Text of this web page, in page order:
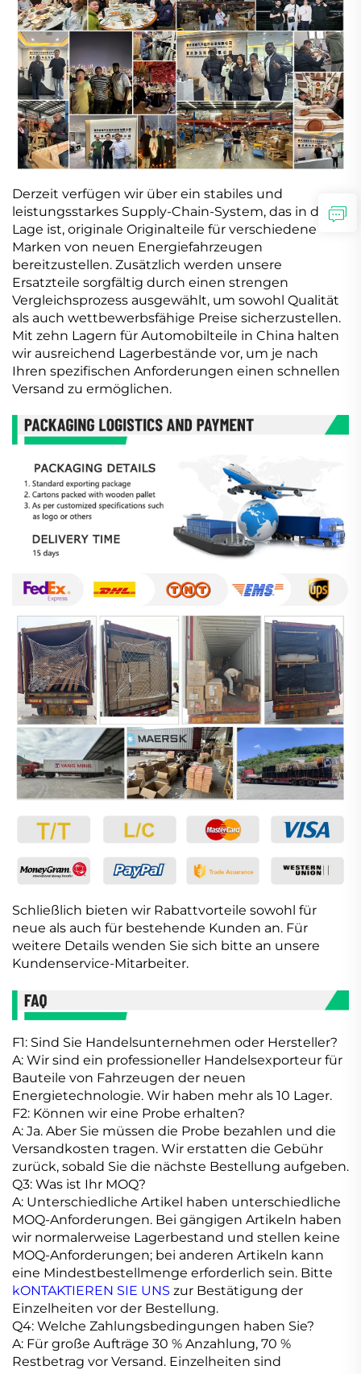
Derzeit verfügen wir über ein stabiles und
leistungsstarkes Supply-Chain-System, das in der
Lage ist, originale Originalteile für verschiedene
Marken von neuen Energiefahrzeugen
bereitzustellen. Zusätzlich werden unsere
Ersatzteile sorgfältig durch einen strengen
Vergleichsprozess ausgewählt, um sowohl Qualität
als auch wettbewerbsfähige Preise sicherzustellen.
Mit zehn Lagern für Automobilteile in China halten
wir ausreichend Lagerbestände vor, um je nach
Ihren spezifischen Anforderungen einen schnellen
Versand zu ermöglichen.
Schließlich bieten wir Rabattvorteile sowohl für
neue als auch für bestehende Kunden an. Für
weitere Details wenden Sie sich bitte an unsere
Kundenservice-Mitarbeiter.
F1: Sind Sie Handelsunternehmen oder Hersteller?
A: Wir sind ein professioneller Handelsexporteur für
Bauteile von Fahrzeugen der neuen
Energietechnologie. Wir haben mehr als 10 Lager.
F2: Können wir eine Probe erhalten?
A: Ja. Aber Sie müssen die Probe bezahlen und die
Versandkosten tragen. Wir erstatten die Gebühr
zurück, sobald Sie die nächste Bestellung aufgeben.
Q3: Was ist Ihr MOQ?
A: Unterschiedliche Artikel haben unterschiedliche
MOQ-Anforderungen. Bei gängigen Artikeln haben
wir normalerweise Lagerbestand und stellen keine
MOQ-Anforderungen; bei anderen Artikeln kann
eine Mindestbestellmenge erforderlich sein. Bitte
kONTAKTIEREN SIE UNS zur Bestätigung der
Einzelheiten vor der Bestellung.
Q4: Welche Zahlungsbedingungen haben Sie?
A: Für große Aufträge 30 % Anzahlung, 70 %
Restbetrag vor Versand. Einzelheiten sind